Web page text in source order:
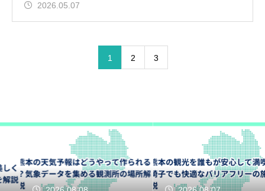
2026.05.07
1 2 3